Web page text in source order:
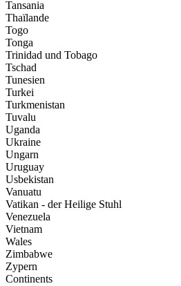
Tansania
Thaïlande
Togo
Tonga
Trinidad und Tobago
Tschad
Tunesien
Turkei
Turkmenistan
Tuvalu
Uganda
Ukraine
Ungarn
Uruguay
Usbekistan
Vanuatu
Vatikan - der Heilige Stuhl
Venezuela
Vietnam
Wales
Zimbabwe
Zypern
Continents